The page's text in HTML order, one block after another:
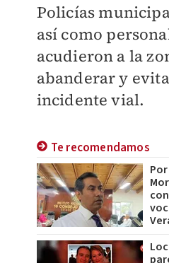
Policías
así como
acudieron a la
abanderar y
incidente vial.
Te recomendamos